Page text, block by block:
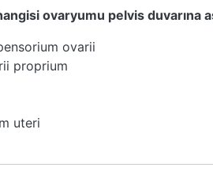
ovaryumu pelvis duvarına
ovarii
proprium
uteri